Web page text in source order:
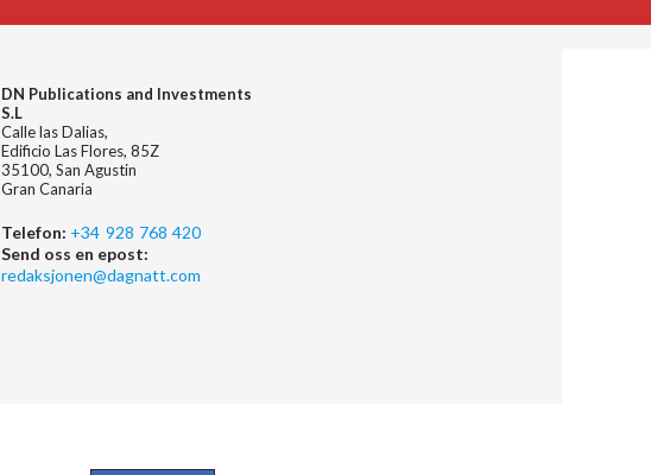
DN Publications and Investments
S.L
Calle las Dalias,
Edificio Las Flores, 85Z
35100, San Agustin
Gran Canaria
Telefon: +34 928 768 420
Send oss en epost:
redaksjonen@dagnatt.com